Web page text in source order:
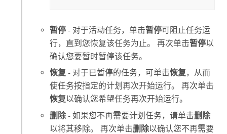
暂停 - 对于活动任务，单击暂停可阻止任务运
行，直到您恢复该任务为止。 再次单击暂停以
确认您要暂时暂停该任务。
恢复 - 对于已暂停的任务，可单击恢复，从而
使任务按指定的计划再次开始运行。 再次单击
恢复以确认您希望任务再次开始运行。
删除 - 如果您不再需要计划任务，请单击删除
以将其移除。 再次单击删除以确认您不再需要